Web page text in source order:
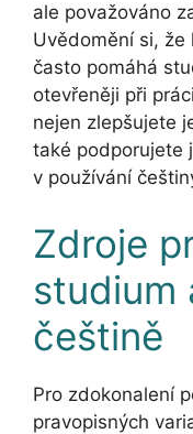
ale považováno
Uvědomění si,
často pomáhá
otevřeněji při
nejen zlepšujete
také podporujete
v používání
Zdroje
studium
češtině
Pro zdokonalení
pravopisných